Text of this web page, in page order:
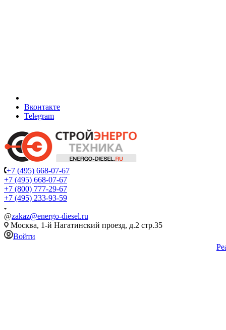
Вконтакте
Telegram
+7 (495) 668-07-67
+7 (495) 668-07-67
+7 (800) 777-29-67
+7 (495) 233-93-59
@zakaz@energo-diesel.ru
Москва, 1-й Нагатинский проезд, д.2 стр.35
Войти